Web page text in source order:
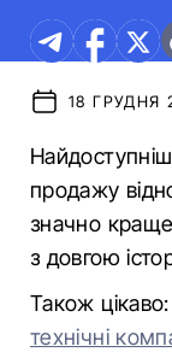
18 ГРУДНЯ
продажу
значно
з довгою
Також
технічні